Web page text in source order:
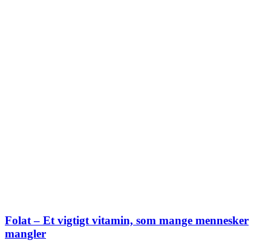
Folat – Et vigtigt vitamin, som mange mennesker
mangler